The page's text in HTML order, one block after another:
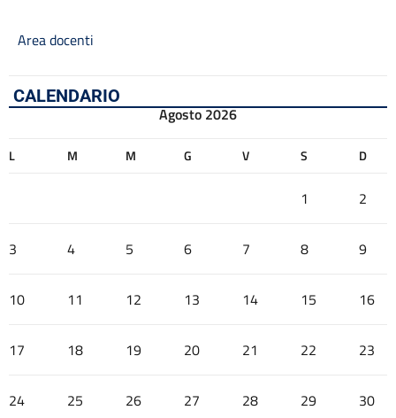
Area docenti
CALENDARIO
Agosto 2026
L M M G V S D
1 2
3 4 5 6 7 8 9
10 11 12 13 14 15 16
17 18 19 20 21 22 23
24 25 26 27 28 29 30